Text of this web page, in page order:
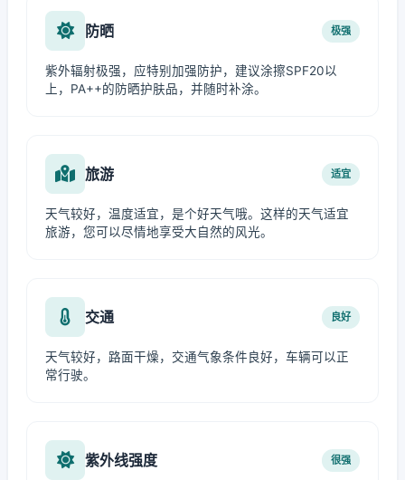
防晒 极强
紫外辐射极强，应特别加强防护，建议涂擦SPF20以
上，PA++的防晒护肤品，并随时补涂。
旅游 适宜
天气较好，温度适宜，是个好天气哦。这样的天气适宜
旅游，您可以尽情地享受大自然的风光。
交通 良好
天气较好，路面干燥，交通气象条件良好，车辆可以正
常行驶。
紫外线强度 很强